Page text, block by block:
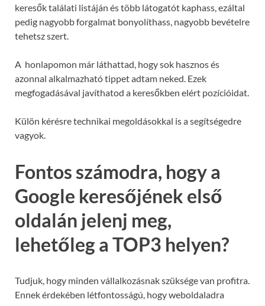
keresők találati listáján és több látogatót kaphass, ezáltal
pedig nagyobb forgalmat bonyolíthass, nagyobb bevételre
tehetsz szert.
A honlapomon már láthattad, hogy sok hasznos és
azonnal alkalmazható tippet adtam neked. Ezek
megfogadásával javíthatod a keresőkben elért pozícióidat.
Külön kérésre technikai megoldásokkal is a segítségedre
vagyok.
Fontos számodra, hogy a
Google keresőjének első
oldalán jelenj meg,
lehetőleg a TOP3 helyen?
Tudjuk, hogy minden vállalkozásnak szüksége van profitra.
Ennek érdekében létfontosságú, hogy weboldaladra